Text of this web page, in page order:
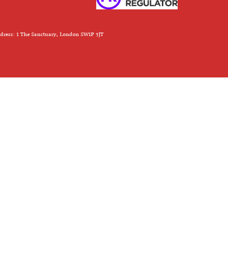
1 The Sanctuary, London SW1P 3JT